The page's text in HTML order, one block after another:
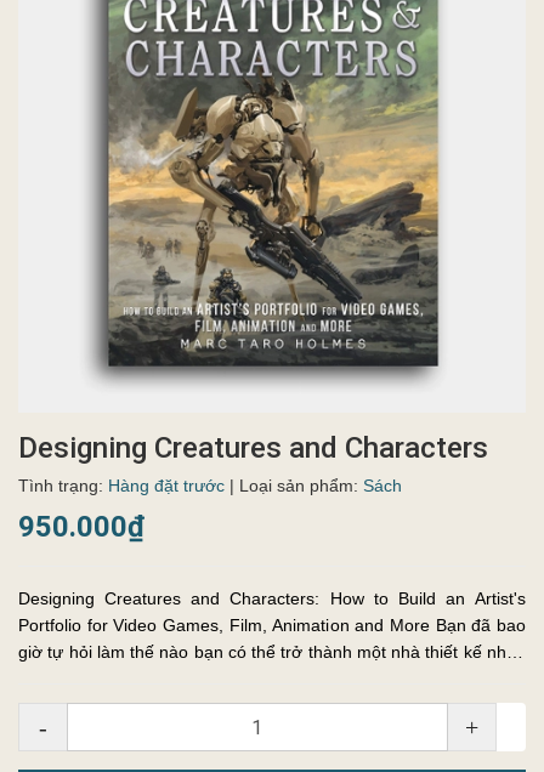
Designing Creatures and Characters
Tình trạng: Hàng đặt trước | Loại sản phẩm: Sách
950.000₫
Designing Creatures and Characters: How to Build an Artist's
Portfolio for Video Games, Film, Animation and More Bạn đã bao
giờ tự hỏi làm thế nào bạn có thể trở thành một nhà thiết kế nhân
- +